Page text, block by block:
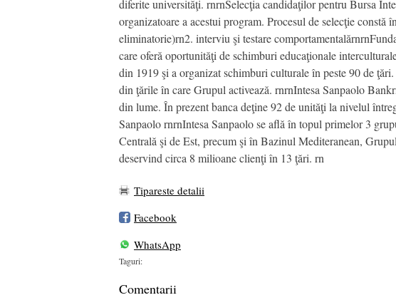
diferite universităţi. rnrnSelecţia candidaţilor pentru Bursa
organizatoare a acestui program. Procesul de selecţie
eliminatorie)rn2. interviu şi testare
care oferă oportunităţi de schimburi educaţionale
din 1919 şi a organizat schimburi culturale în peste 90 de
din ţările în care Grupul activează. rnrnIntesa Sanpaolo
din lume. În prezent banca deţine 92 de unităţi la nivelul
Sanpaolo rnrnIntesa Sanpaolo se află în topul primelor 3
Centrală şi de Est, precum şi în Bazinul Mediteranean,
deservind circa 8 milioane clienţi în 13 ţări. rn
Tipareste detalii
Facebook
WhatsApp
Taguri:
Comentarii